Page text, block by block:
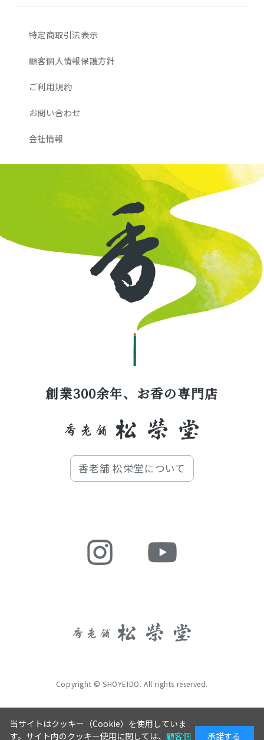
特定商取引法表示
顧客個人情報保護方針
ご利用規約
お問い合わせ
会社情報
創業300余年、お香の専門店
香老舗 松栄堂について
Copyright © SHOYEIDO. All rights reserved.
当サイトはクッキー（Cookie）を使用していま
す。サイト内のクッキー使用に関しては、 顧客個 承諾する